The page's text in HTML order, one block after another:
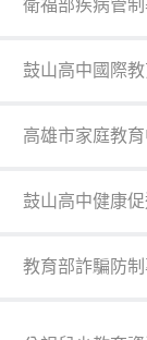
衛福部疾病管制
鼓山高中國際教
高雄市家庭教
鼓山高中健康促
教育部詐騙防制